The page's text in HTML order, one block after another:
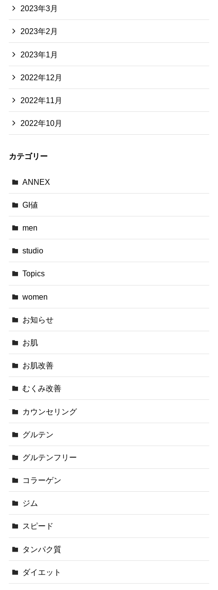
2023年3月
2023年2月
2023年1月
2022年12月
2022年11月
2022年10月
カテゴリー
ANNEX
GI値
men
studio
Topics
women
お知らせ
お肌
お肌改善
むくみ改善
カウンセリング
グルテン
グルテンフリー
コラーゲン
ジム
スピード
タンパク質
ダイエット